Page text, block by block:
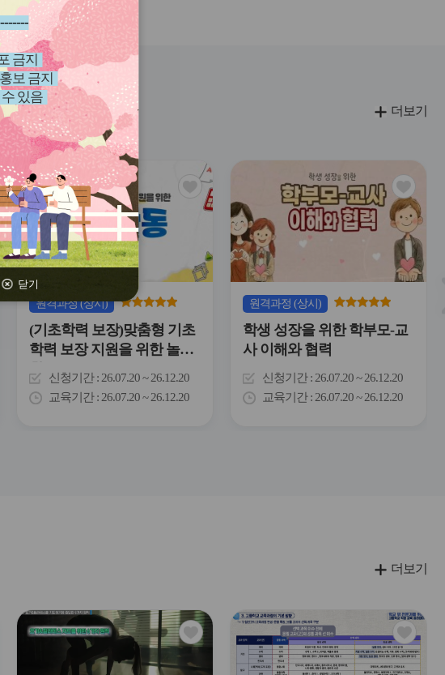
원격과정(상시)
(기초학력 보장)맞춤형 기초
학력 보장 지원을 위한 놀이
활동
신청기간 26.07.20 ~ 26.12.20
교육기간 26.07.20 ~ 26.12.20
관
심
아
이
콘
원격과정 (상시)
학생 성장을 위한 학부모-교
사 이해와 협력
신청기간 26.07.20 ~ 26.12.20
교육기간 26.07.20 ~ 26.12.20
더보기
심
아
심
아
더보기
금지
보 금지
있음
닫기